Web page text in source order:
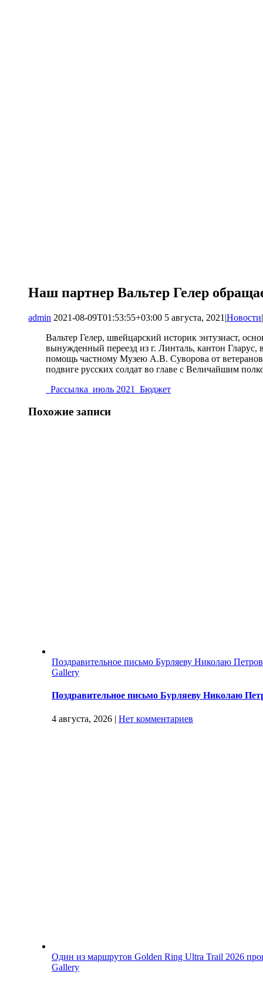
Наш партнер Вальтер Гелер
admin 2021-08-09T01:53:55+03:00 5 августа, 2021 |Новости|
Вальтер Гелер, швейцарский историк энтузиаст,
вынужденный переезд из г. Линталь, кантон
помощь частному Музею А.В. Суворова от
подвиге русских солдат во главе с Величайшим
_Рассылка_июль 2021_Бюджет
Похожие записи
Поздравительное письмо Бурляеву Николаю
Gallery
Поздравительное письмо Бурляеву Николаю
4 августа, 2026 | Нет комментариев
Один из маршрутов Golden Ring Ultra Trail 2026
Gallery